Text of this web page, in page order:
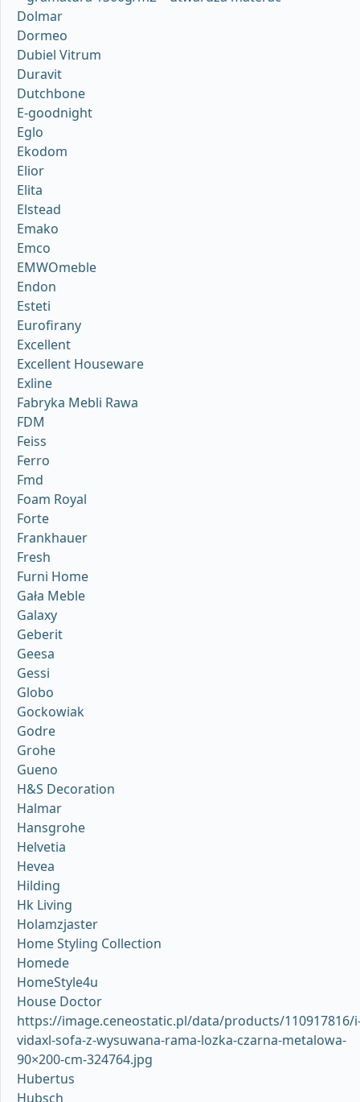
Dolmar
Dormeo
Dubiel Vitrum
Duravit
Dutchbone
E-goodnight
Eglo
Ekodom
Elior
Elita
Elstead
Emako
Emco
EMWOmeble
Endon
Esteti
Eurofirany
Excellent
Excellent Houseware
Exline
Fabryka Mebli Rawa
FDM
Feiss
Ferro
Fmd
Foam Royal
Forte
Frankhauer
Fresh
Furni Home
Gała Meble
Galaxy
Geberit
Geesa
Gessi
Globo
Gockowiak
Godre
Grohe
Gueno
H&S Decoration
Halmar
Hansgrohe
Helvetia
Hevea
Hilding
Hk Living
Holamzjaster
Home Styling Collection
Homede
HomeStyle4u
House Doctor
https://image.ceneostatic.pl/data/products/110917816/
vidaxl-sofa-z-wysuwana-rama-lozka-czarna-metalowa-
90×200-cm-324764.jpg
Hubertus
Hubsch